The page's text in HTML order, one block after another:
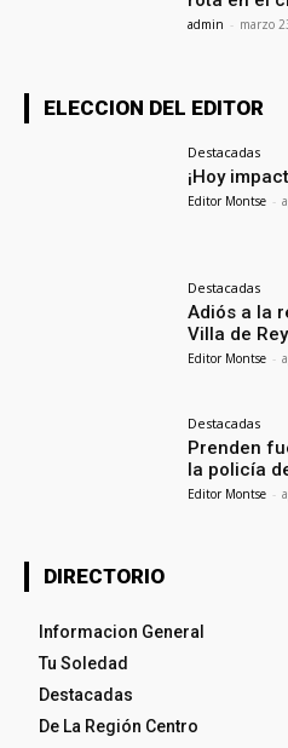
admin - marzo
ELECCION DEL EDITOR
Destacadas
¡Hoy
Editor Montse -
Destacadas
Adiós a la
Villa de
Editor Montse -
Destacadas
Prenden
la policía
Editor Montse -
DIRECTORIO
Informacion General
Tu Soledad
Destacadas
De La Región Centro